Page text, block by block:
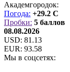
Академгородок:
Погода: +29.2 C
Пробки: 5 баллов
08.08.2026
USD: 81.13
EUR: 93.58
Мы в соцсетях: